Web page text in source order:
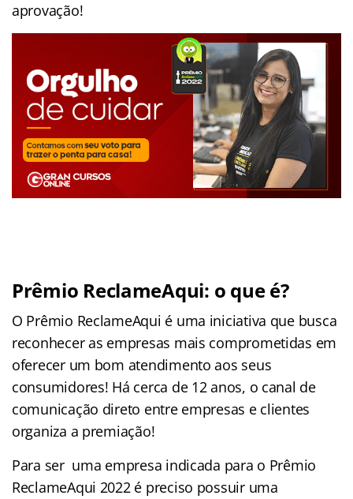
aprovação!
Prêmio ReclameAqui: o que é?
O Prêmio ReclameAqui é uma iniciativa que busca
reconhecer as empresas mais comprometidas em
oferecer um bom atendimento aos seus
consumidores! Há cerca de 12 anos, o canal de
comunicação direto entre empresas e clientes
organiza a premiação!
Para ser uma empresa indicada para o Prêmio
ReclameAqui 2022 é preciso possuir uma